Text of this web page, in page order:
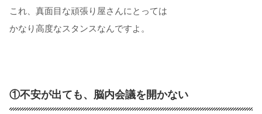
これ、真面目な頑張り屋さんにとっては
かなり高度なスタンスなんですよ。
①不安が出ても、脳内会議を開かない